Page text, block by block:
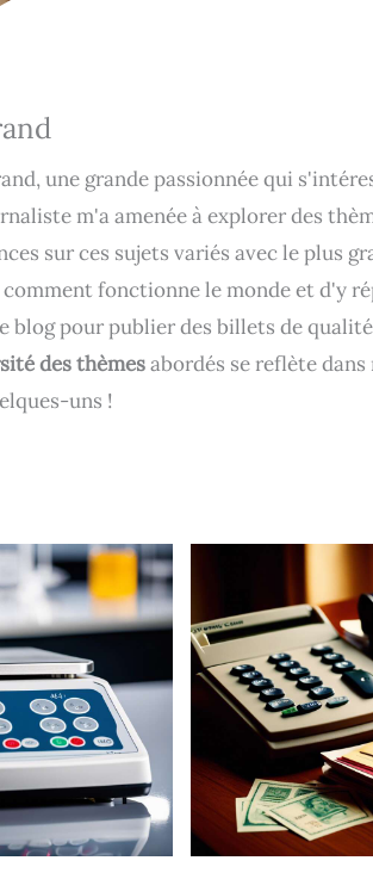
une grande passionnée qui
m'a amenée à explorer des
sur ces sujets variés avec le plus
fonctionne le monde et d'y
blog pour publier des billets de
des thèmesabordés se reflète
uns !